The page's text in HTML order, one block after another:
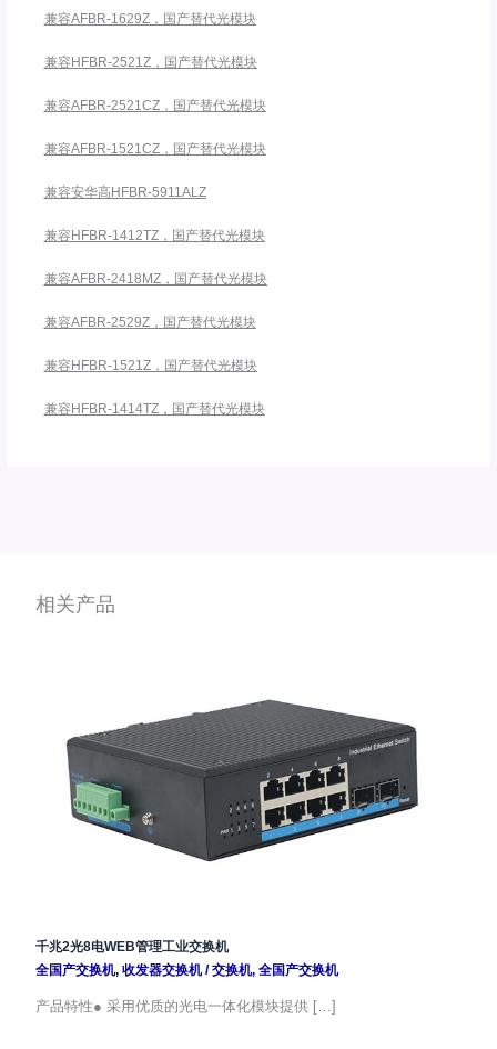
兼容AFBR-1629Z，国产替代光模块
兼容HFBR-2521Z，国产替代光模块
兼容AFBR-2521CZ，国产替代光模块
兼容AFBR-1521CZ，国产替代光模块
兼容安华高HFBR-5911ALZ
兼容HFBR-1412TZ，国产替代光模块
兼容AFBR-2418MZ，国产替代光模块
兼容AFBR-2529Z，国产替代光模块
兼容HFBR-1521Z，国产替代光模块
兼容HFBR-1414TZ，国产替代光模块
相关产品
千兆2光8电WEB管理工业交换机
全国产交换机, 收发器交换机/交换机, 全国产交换机
产品特性● 采用优质的光电一体化模块提供 […]